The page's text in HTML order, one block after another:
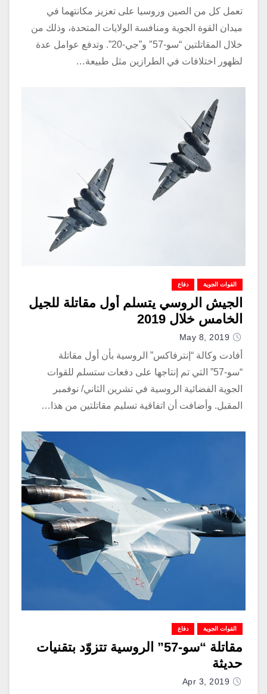
تعمل كل من الصين وروسيا على تعزيز مكانتهما في
ميدان القوة الجوية ومنافسة الولايات المتحدة، وذلك من
خلال المقاتلتين “سو-57″ و”جي-20”. وتدفع عوامل عدة
لظهور اختلافات في الطرازين مثل طبيعة…
القوات الجوية دفاع
الجيش الروسي يتسلم أول مقاتلة للجيل
الخامس خلال 2019
May 8, 2019
أفادت وكالة “إنترفاكس” الروسية بأن أول مقاتلة
“سو-57” التي تم إنتاجها على دفعات ستسلم للقوات
الجوية الفضائية الروسية في تشرين الثاني/ نوفمبر
المقبل. وأضافت أن اتفاقية تسليم مقاتلتين من هذا…
القوات الجوية دفاع
مقاتلة “سو-57” الروسية تتزوّد بتقنيات
حديثة
Apr 3, 2019